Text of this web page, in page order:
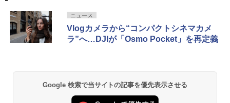
ニュース
Vlogカメラから“コンパクトシネマカメ
ラ”へ…DJIが「Osmo Pocket」を再定義
Google 検索で当サイトの記事を優先表示させる